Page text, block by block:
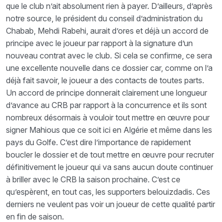
que le club n’ait absolument rien à payer. D’ailleurs, d’après
notre source, le président du conseil d’administration du
Chabab, Mehdi Rabehi, aurait d’ores et déjà un accord de
principe avec le joueur par rapport à la signature d’un
nouveau contrat avec le club. Si cela se confirme, ce sera
une excellente nouvelle dans ce dossier car, comme on l’a
déjà fait savoir, le joueur a des contacts de toutes parts.
Un accord de principe donnerait clairement une longueur
d’avance au CRB par rapport à la concurrence et ils sont
nombreux désormais à vouloir tout mettre en œuvre pour
signer Mahious que ce soit ici en Algérie et même dans les
pays du Golfe. C’est dire l’importance de rapidement
boucler le dossier et de tout mettre en œuvre pour recruter
définitivement le joueur qui va sans aucun doute continuer
à briller avec le CRB la saison prochaine. C’est ce
qu’espèrent, en tout cas, les supporters belouizdadis. Ces
derniers ne veulent pas voir un joueur de cette qualité partir
en fin de saison.